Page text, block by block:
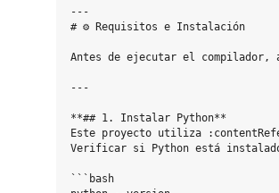
---
# ⚙️ Requisitos e Instalación
Antes de ejecutar el compilador,
---
**## 1. Instalar Python**
Este proyecto utiliza
Verificar si Python está
```bash